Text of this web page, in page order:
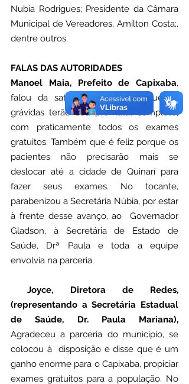
Nubia Rodrigues; Presidente da Câmara
Municipal de Vereadores, Amilton Costa;,
dentre outros.
FALAS DAS AUTORIDADES
Manoel Maia, Prefeito de Capixaba,
falou da satisfação de saber que as
grávidas terão seu pré-natal completo,
com praticamente todos os exames
gratuitos. Também que é feliz porque os
pacientes não precisarão mais se
deslocar até a cidade de Quinarí para
fazer seus exames. No tocante,
parabenizou a Secretária Núbia, por estar
à frente desse avanço, ao  Governador
Gladson, à Secretária de Estado de
Saúde, Drª Paula e toda a equipe
envolvia na parceria.
Joyce, Diretora de Redes,
(representando a Secretária Estadual
de Saúde, Dr. Paula Mariana),
Agradeceu a parceria do município, se
colocou à  disposição e disse que é um
ganho enorme para o Capixaba, propiciar
exames gratuitos para a população. No